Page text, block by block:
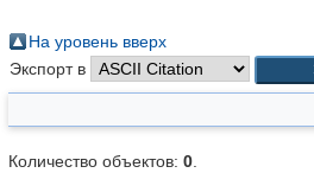
На уровень вверх
Экспорт в
Количество объектов: 0